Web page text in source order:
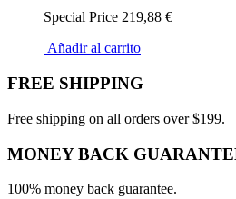
Special Price 219,88 €
Añadir al carrito
FREE SHIPPING
Free shipping on all orders over $199.
MONEY BACK
100% money back guarantee.